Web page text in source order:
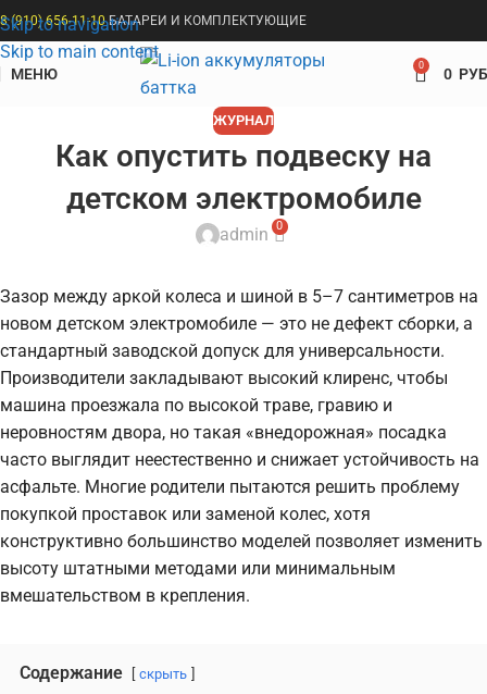
Skip to navigation
Skip to main content
8 (910) 656-11-10БАТАРЕИ И КОМПЛЕКТУЮЩИЕ
МЕНЮ 0 0
ЖУРНАЛ
Как опустить подвеску на
детском электромобиле
admin 0
Зазор между аркой колеса и шиной в 5–7 сантиметров на
новом детском электромобиле — это не дефект сборки, а
стандартный заводской допуск для универсальности.
Производители закладывают высокий клиренс, чтобы
машина проезжала по высокой траве, гравию и
неровностям двора, но такая «внедорожная» посадка
часто выглядит неестественно и снижает устойчивость на
асфальте. Многие родители пытаются решить проблему
покупкой проставок или заменой колес, хотя
конструктивно большинство моделей позволяет изменить
высоту штатными методами или минимальным
вмешательством в крепления.
Содержание скрыть